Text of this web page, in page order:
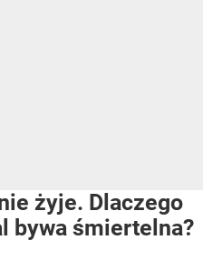
żyje. Dlaczego
bywa śmiertelna?